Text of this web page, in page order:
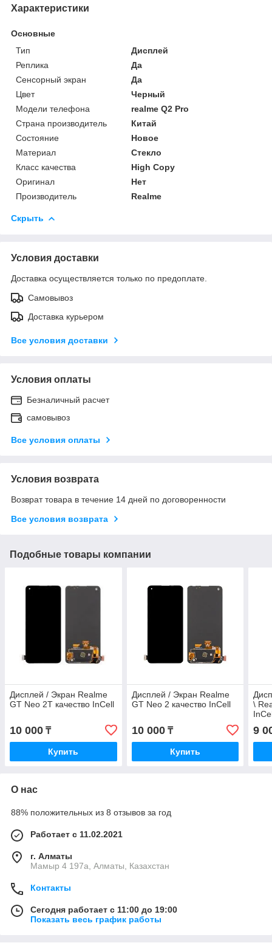
Характеристики
Основные
Тип
Дисплей
Реплика
Да
Сенсорный экран
Да
Цвет
Черный
Модели телефона
realme Q2 Pro
Страна производитель
Китай
Состояние
Новое
Материал
Стекло
Класс качества
High Copy
Оригинал
Нет
Производитель
Realme
Скрыть
Условия доставки
Доставка осуществляется только по предоплате.
Самовывоз
Доставка курьером
Все условия доставки
Условия оплаты
Безналичный расчет
самовывоз
Все условия оплаты
Условия возврата
Возврат товара в течение 14 дней по договоренности
Все условия возврата
Подобные товары компании
Дисплей / Экран Realme
GT Neo 2T качество InCell
10 000 ₸
Купить
Дисплей / Экран Realme
GT Neo 2 качество InCell
10 000₸
Купить
\
9
О нас
88% положительных из 8 отзывов за год
Работает с 11.02.2021
г. Алматы
Мамыр 4 197а, Алматы, Казахстан
Контакты
Сегодня работает с 11:00 до 19:00
Показать весь график работы